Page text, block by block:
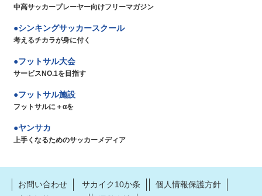
中高サッカープレーヤー向けフリーマガジン
シンキングサッカースクール
考えるチカラが身に付く
フットサル大会
サービスNO.1を目指す
フットサル施設
フットサルに＋αを
ヤンサカ
上手くなるためのサッカーメディア
お問い合わせ サカイク10か条
個人情報保護方針